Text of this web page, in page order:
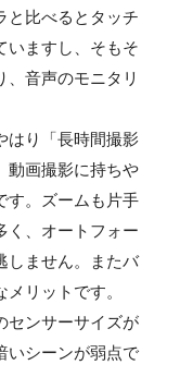
と比べるとタッチ
いますし、そもそ
、音声のモニタリ
はり「長時間撮影
動画撮影に持ちや
す。ズームも片手
く、オートフォー
しません。またバ
リットです。
センサーサイズが
いシーンが弱点で